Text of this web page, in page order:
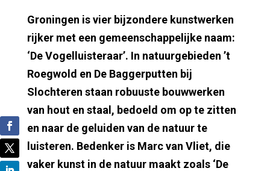
Groningen is vier bijzondere kunstwerken
rijker met een gemeenschappelijke naam:
‘De Vogelluisteraar’. In natuurgebieden ’t
Roegwold en De Baggerputten bij
Slochteren staan robuuste bouwwerken
van hout en staal, bedoeld om op te zitten
en naar de geluiden van de natuur te
luisteren. Bedenker is Marc van Vliet, die
vaker kunst in de natuur maakt zoals ‘De